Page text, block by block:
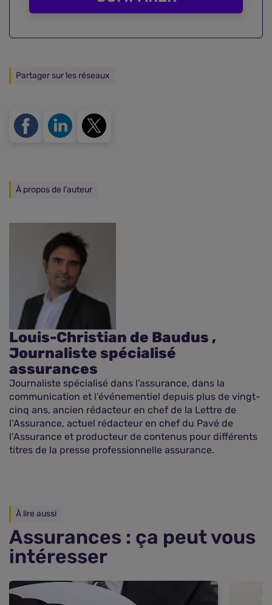
Partager sur les réseaux
À propos de l'auteur
Louis-Christian de Baudus ,
Journaliste spécialisé
assurances
Journaliste spécialisé dans l’assurance, dans la
communication et l’événementiel depuis plus de vingt-
cinq ans, ancien rédacteur en chef de la Lettre de
l’Assurance, actuel rédacteur en chef du Pavé de
l’Assurance et producteur de contenus pour différents
titres de la presse professionnelle assurance.
À lire aussi
Assurances : ça peut vous
intéresser